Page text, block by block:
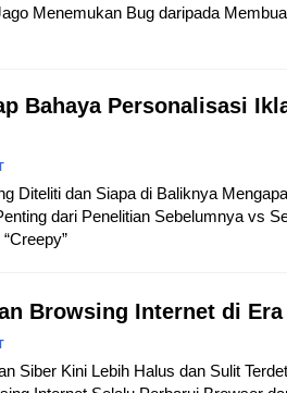
Menemukan Bug daripada
Bahaya Personalisasi
Diteliti dan Siapa di Baliknya
dari Penelitian Sebelumnya vs
Browsing Internet di
Siber Kini Lebih Halus dan Sulit